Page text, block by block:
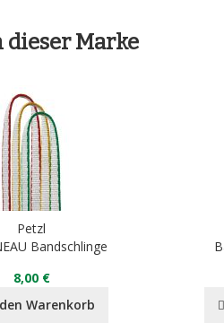
dieser Marke
Petzl
Bandschlinge
8,00 €
Warenkorb